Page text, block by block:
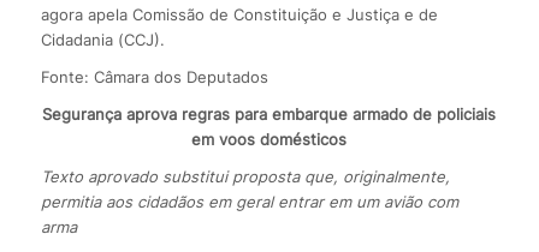
agora apela Comissão de Constituição e Justiça e de
Cidadania (CCJ).
Fonte: Câmara dos Deputados
Segurança aprova regras para embarque armado de policiais
em voos domésticos
Texto aprovado substitui proposta que, originalmente,
permitia aos cidadãos em geral entrar em um avião com
arma